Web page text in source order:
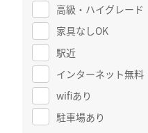
高級・ハイグレード
家具なしOK
駅近
インターネット無料
wifiあり
駐車場あり